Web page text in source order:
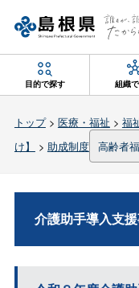
目的で探す 組織
トップ> 医療・福祉 > 福
け】
> 助成制度 高齢者
介護助手導入支